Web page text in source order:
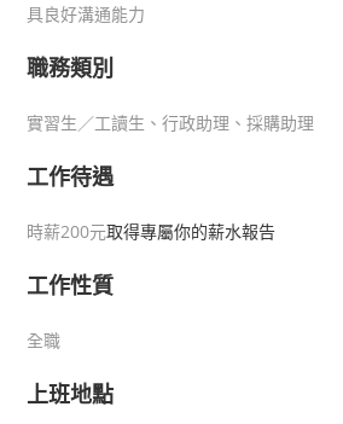
具良好溝通能力
職務類別
實習生／工讀生、行政助理、採購助理
工作待遇
時薪200元取得專屬你的薪水報告
工作性質
全職
上班地點